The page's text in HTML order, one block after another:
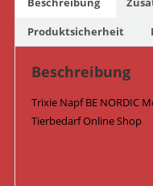
Grau
Menge
Produktsicherheit
Beschreibung
Trixie Napf BE NORDIC
Tierbedarf Online Shop